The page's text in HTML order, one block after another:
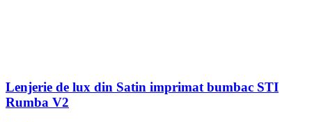
Lenjerie de lux din Satin imprimat bumbac STI
Rumba V2